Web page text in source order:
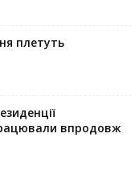
плетуть
впродовж